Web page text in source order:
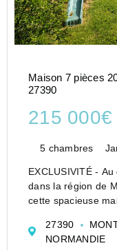
Maison 7 pièces
27390
215 000€
5 chambres
EXCLUSIVITÉ -
dans la région de
cette spacieuse
seulement 150 km
Cette maison
27390
NORMANDIE